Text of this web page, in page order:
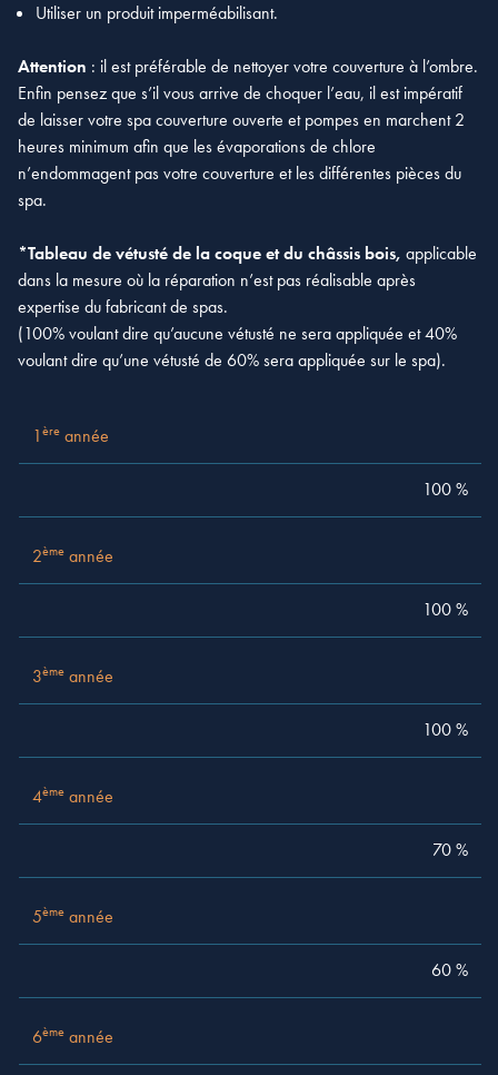
Utiliser un produit imperméabilisant.
Attention : il est préférable de nettoyer votre couverture à l’ombre.
Enfin pensez que s’il vous arrive de choquer l’eau, il est impératif
de laisser votre spa couverture ouverte et pompes en marchent 2
heures minimum afin que les évaporations de chlore
n’endommagent pas votre couverture et les différentes pièces du
spa.
*Tableau de vétusté de la coque et du châssis bois, applicable
dans la mesure où la réparation n’est pas réalisable après
expertise du fabricant de spas.
(100% voulant dire qu’aucune vétusté ne sera appliquée et 40%
voulant dire qu’une vétusté de 60% sera appliquée sur le spa).
4èmeannée 70 %
5èmeannée 60 %
6 année 50 %
7 année 45 %
ème
10èmeannée30 %
12èmeannée20 %
1ère année
100 %
2ème année
100 %
3ème année
100 %
4ème année
70 %
5ème année
60 %
6ème année